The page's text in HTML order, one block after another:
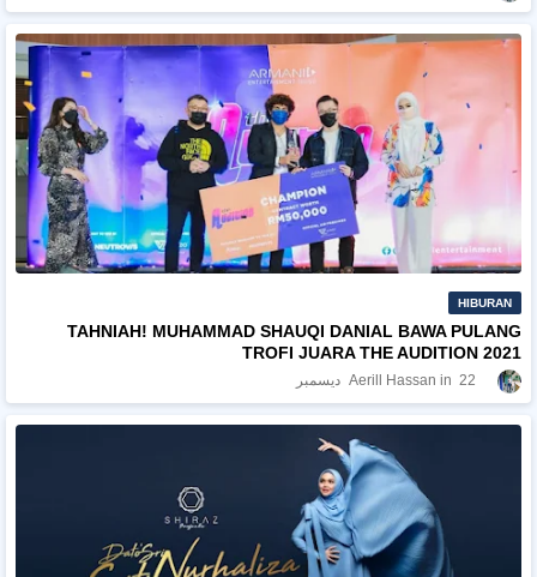
HIBURAN
TAHNIAH! MUHAMMAD SHAUQI DANIAL BAWA PULANG
TROFI JUARA THE AUDITION 2021
Aerill Hassan 22 ديسمبر